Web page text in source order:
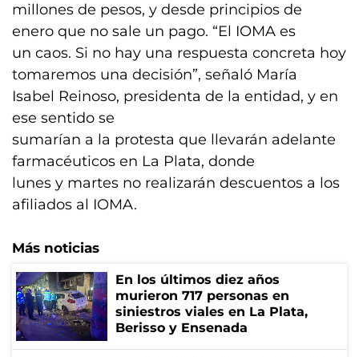
millones de pesos, y desde principios de
enero que no sale un pago. “El IOMA es
un caos. Si no hay una respuesta concreta hoy
tomaremos una decisión”, señaló María
Isabel Reinoso, presidenta de la entidad, y en
ese sentido se
sumarían a la protesta que llevarán adelante
farmacéuticos en La Plata, donde
lunes y martes no realizarán descuentos a los
afiliados al IOMA.
Más noticias
En los últimos diez años
murieron 717 personas en
siniestros viales en La Plata,
Berisso y Ensenada